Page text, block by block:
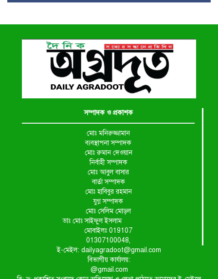
সম্পাদক ও প্রকাশক
মোঃ মনিরুজ্জামান
ব্যবস্থাপনা সম্পাদক
মোঃ রুমান দেওয়ান
নির্বাহী সম্পাদক
মোঃ আবুল বাসার
বার্তা সম্পাদক
মোঃ হাবিবুর রহমান
যুগ্ন সম্পাদক
মোঃ সেলিম মোড়ল
ডাঃ মোঃ সাইফুল ইসলাম
মোবাইলঃ 019107
01307100048,
ই-মেইল: dailyagradoot@gmail.com
বিভাগীয় কার্যালয়:
@gmail.com